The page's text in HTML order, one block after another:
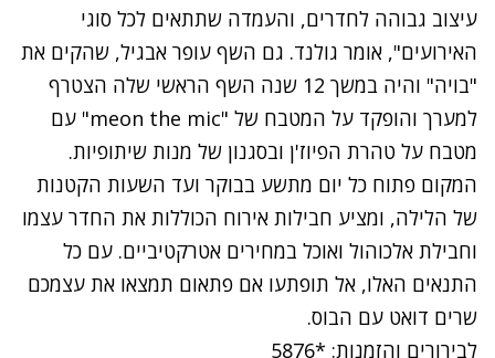
עיצוב גבוהה לחדרים, והעמדה שתתאים לכל סוגי
האירועים", אומר גולנד. גם השף עופר אבגיל, שהקים את
"בויה" והיה במשך 12 שנה השף הראשי שלה הצטרף
למערך והופקד על המטבח של "meon the mic" עם
מטבח על טהרת הפיוז'ן ובסגנון של מנות שיתופיות.
המקום פתוח כל יום מתשע בבוקר ועד השעות הקטנות
של הלילה, ומציע חבילות אירוח הכוללות את החדר עצמו
וחבילת אלכוהול ואוכל במחירים אטרקטיביים. עם כל
התנאים האלו, אל תופתעו אם פתאום תמצאו את עצמכם
שרים דואט עם הבוס.
לבירורים והזמנות: *5876